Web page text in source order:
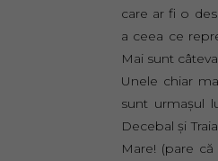
care ar fi o
a ceea ce
Mai sunt
Unele chiar
sunt urmaşul
Decebal şi
Mare! (pare